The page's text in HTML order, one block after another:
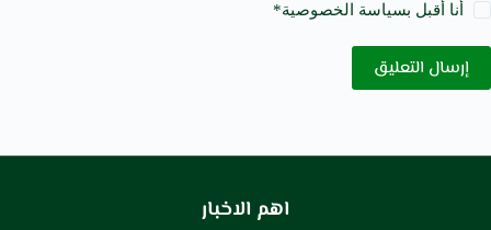
أنا أقبل بسياسة الخصوصية*
إرسال التعليق
اهم الاخبار